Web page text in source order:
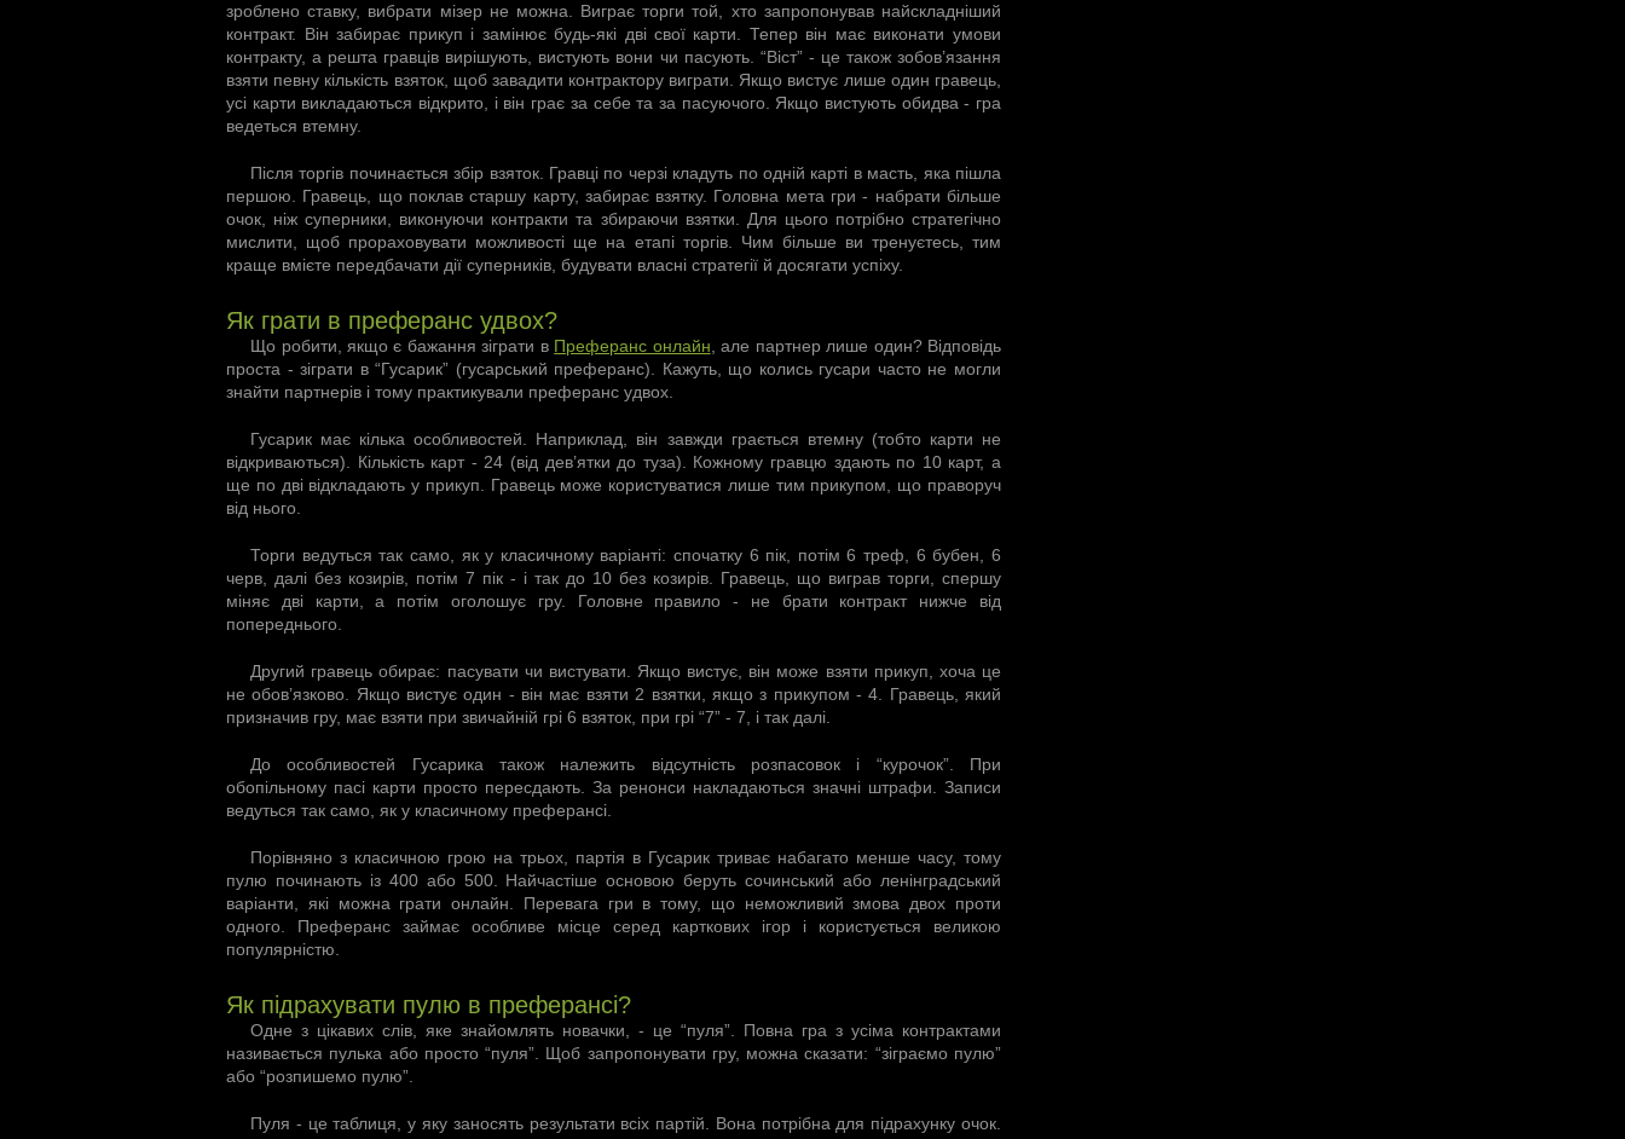
зроблено ставку, вибрати мізер не можна. Виграє торги той, хто запропонував найскладніший
контракт. Він забирає прикуп і замінює будь-які дві свої карти. Тепер він має виконати умови
контракту, а решта гравців вирішують, вистують вони чи пасують. “Віст” - це також зобов’язання
взяти певну кількість взяток, щоб завадити контрактору виграти. Якщо вистує лише один гравець,
усі карти викладаються відкрито, і він грає за себе та за пасуючого. Якщо вистують обидва - гра
ведеться втемну.
Після торгів починається збір взяток. Гравці по черзі кладуть по одній карті в масть, яка пішла
першою. Гравець, що поклав старшу карту, забирає взятку. Головна мета гри - набрати більше
очок, ніж суперники, виконуючи контракти та збираючи взятки. Для цього потрібно стратегічно
мислити, щоб прораховувати можливості ще на етапі торгів. Чим більше ви тренуєтесь, тим
краще вмієте передбачати дії суперників, будувати власні стратегії й досягати успіху.
Як грати в преферанс удвох?
Що робити, якщо є бажання зіграти в Преферанс онлайн , але партнер лише один? Відповідь
проста - зіграти в “Гусарик” (гусарський преферанс). Кажуть, що колись гусари часто не могли
знайти партнерів і тому практикували преферанс удвох.
Гусарик має кілька особливостей. Наприклад, він завжди грається втемну (тобто карти не
відкриваються). Кількість карт - 24 (від дев’ятки до туза). Кожному гравцю здають по 10 карт, а
ще по дві відкладають у прикуп. Гравець може користуватися лише тим прикупом, що праворуч
від нього.
Торги ведуться так само, як у класичному варіанті: спочатку 6 пік, потім 6 треф, 6 бубен, 6
черв, далі без козирів, потім 7 пік - і так до 10 без козирів. Гравець, що виграв торги, спершу
міняє дві карти, а потім оголошує гру. Головне правило - не брати контракт нижче від
попереднього.
Другий гравець обирає: пасувати чи вистувати. Якщо вистує, він може взяти прикуп, хоча це
не обов’язково. Якщо вистує один - він має взяти 2 взятки, якщо з прикупом - 4. Гравець, який
призначив гру, має взяти при звичайній грі 6 взяток, при грі “7” - 7, і так далі.
До особливостей Гусарика також належить відсутність розпасовок і “курочок”. При
обопільному пасі карти просто пересдають. За ренонси накладаються значні штрафи. Записи
ведуться так само, як у класичному преферансі.
Порівняно з класичною грою на трьох, партія в Гусарик триває набагато менше часу, тому
пулю починають із 400 або 500. Найчастіше основою беруть сочинський або ленінградський
варіанти, які можна грати онлайн. Перевага гри в тому, що неможливий змова двох проти
одного. Преферанс займає особливе місце серед карткових ігор і користується великою
популярністю.
Як підрахувати пулю в преферансі?
Одне з цікавих слів, яке знайомлять новачки, - це “пуля”. Повна гра з усіма контрактами
називається пулька або просто “пуля”. Щоб запропонувати гру, можна сказати: “зіграємо пулю”
або “розпишемо пулю”.
Пуля - це таблиця, у яку заносять результати всіх партій. Вона потрібна для підрахунку очок.